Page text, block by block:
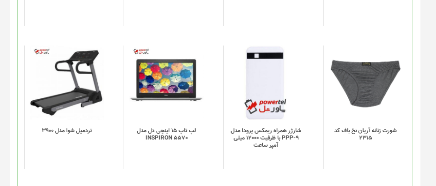
محصول
انتخاب
شوند
شورت زنانه آریان نخ باف کد
2315
این
محصول
دارای
انواع
مختلفی
می
گزینه
ها
شارژر همراه ریمکس پرودا مدل
PPP-9 با ظرفیت 12000 میلی
آمپر ساعت
لپ تاپ 15 اینچی دل مدل
INSPIRON 5570
تردميل شوا مدل 3900